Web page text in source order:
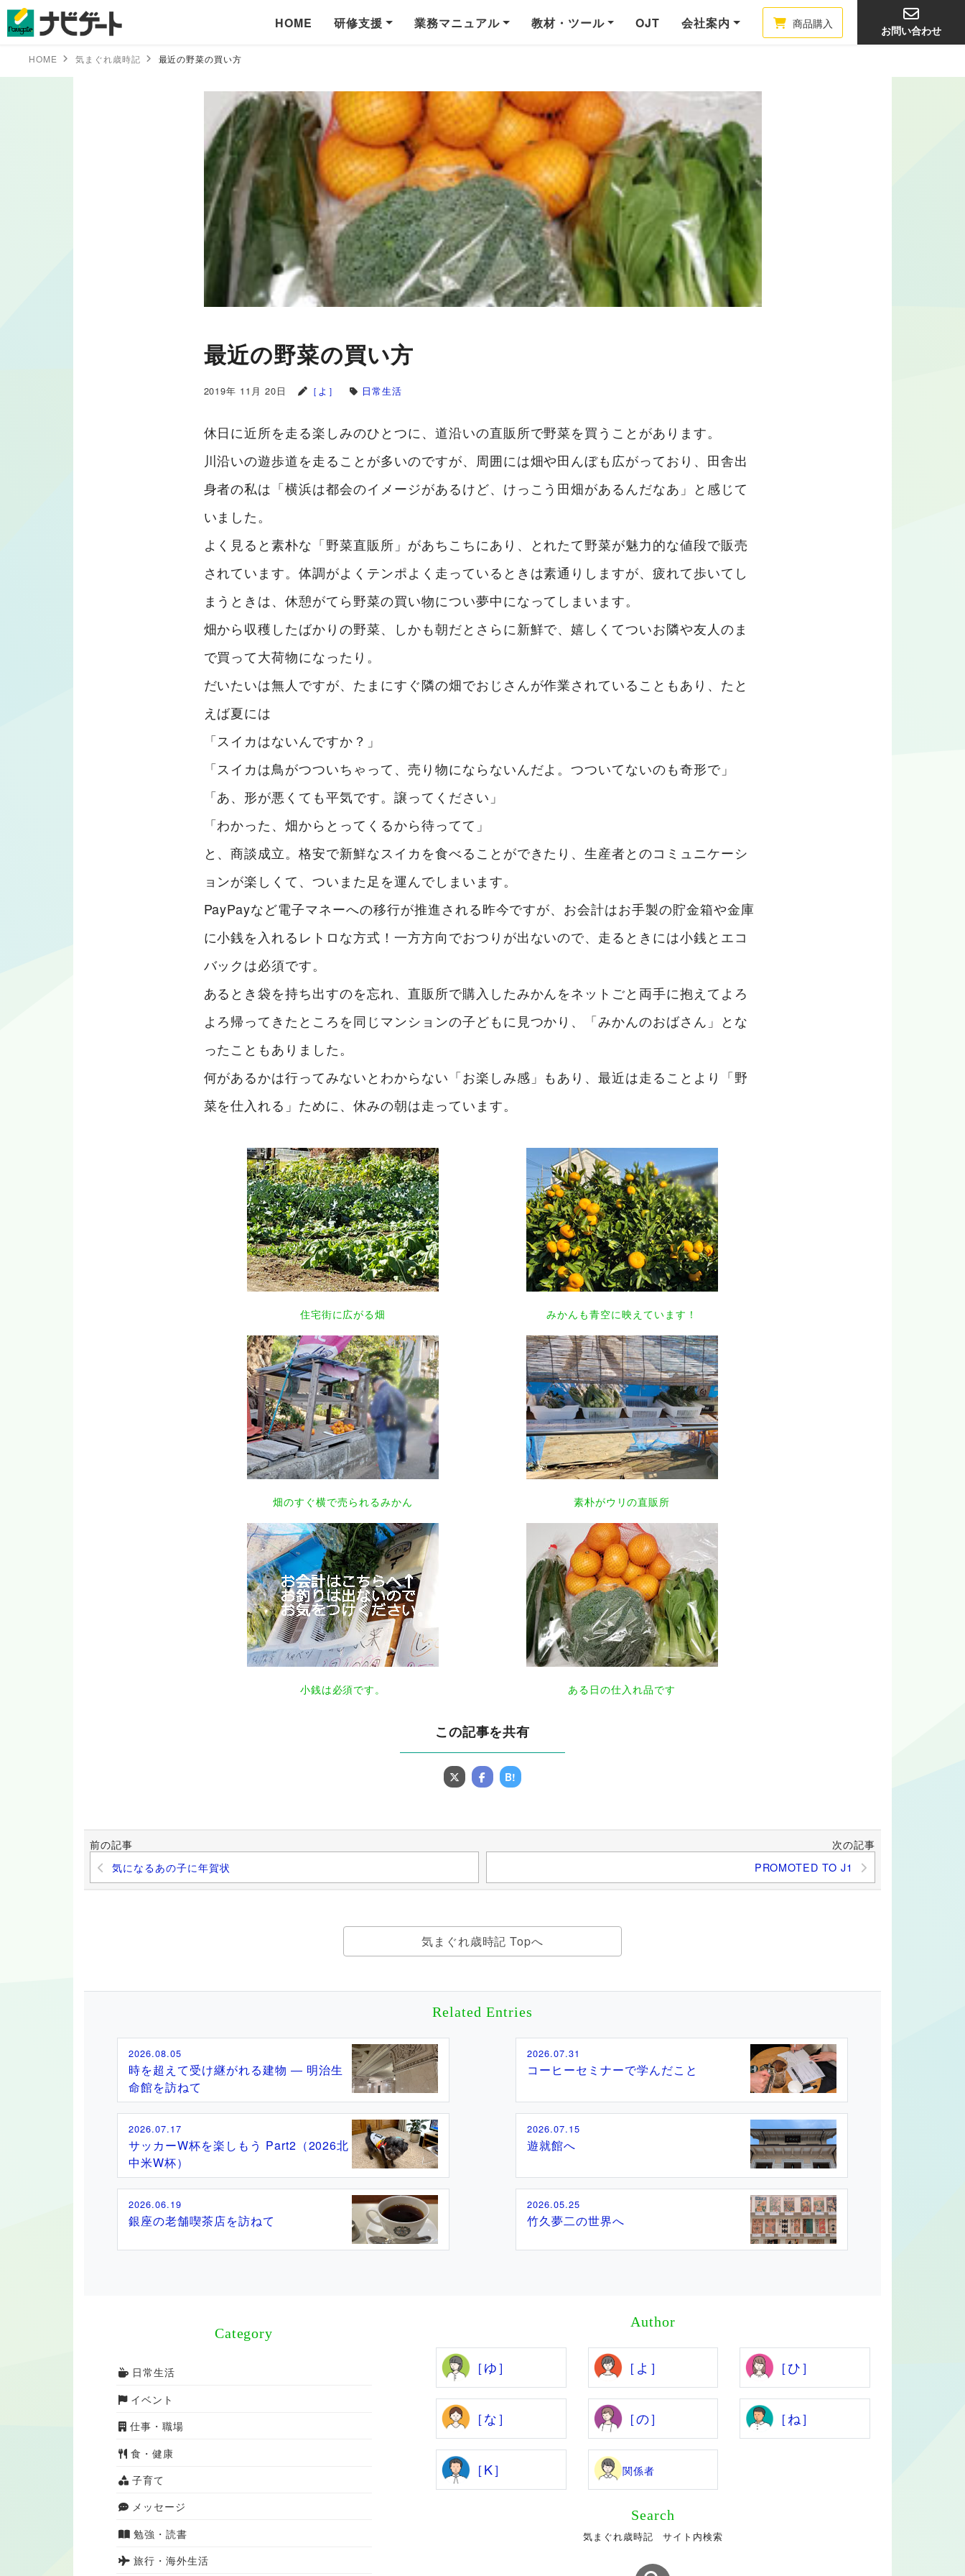
HOME 研修支援 業務マニュアル 教材・ツール OJT 会社案内 商品購入
お問い合わせ
HOME 気まぐれ歳時記 最近の野菜の買い方
最近の野菜の買い方
2019年 11月 20日 ［よ］ 日常生活
休日に近所を走る楽しみのひとつに、道沿いの直販所で野菜を買うことがあります。
川沿いの遊歩道を走ることが多いのですが、周囲には畑や田んぼも広がっており、田舎出
身者の私は「横浜は都会のイメージがあるけど、けっこう田畑があるんだなあ」と感じて
いました。
よく見ると素朴な「野菜直販所」があちこちにあり、とれたて野菜が魅力的な値段で販売
されています。体調がよくテンポよく走っているときは素通りしますが、疲れて歩いてし
まうときは、休憩がてら野菜の買い物につい夢中になってしまいます。
畑から収穫したばかりの野菜、しかも朝だとさらに新鮮で、嬉しくてついお隣や友人のま
で買って大荷物になったり。
だいたいは無人ですが、たまにすぐ隣の畑でおじさんが作業されていることもあり、たと
えば夏には
「スイカはないんですか？」
「スイカは鳥がつついちゃって、売り物にならないんだよ。つついてないのも奇形で」
「あ、形が悪くても平気です。譲ってください」
「わかった、畑からとってくるから待ってて」
と、商談成立。格安で新鮮なスイカを食べることができたり、生産者とのコミュニケーシ
ョンが楽しくて、ついまた足を運んでしまいます。
PayPayなど電子マネーへの移行が推進される昨今ですが、お会計はお手製の貯金箱や金庫
に小銭を入れるレトロな方式！一方方向でおつりが出ないので、走るときには小銭とエコ
バックは必須です。
あるとき袋を持ち出すのを忘れ、直販所で購入したみかんをネットごと両手に抱えてよろ
よろ帰ってきたところを同じマンションの子どもに見つかり、「みかんのおばさん」とな
ったこともありました。
何があるかは行ってみないとわからない「お楽しみ感」もあり、最近は走ることより「野
菜を仕入れる」ために、休みの朝は走っています。
住宅街に広がる畑 みかんも青空に映えています！
畑のすぐ横で売られるみかん 素朴がウリの直販所
小銭は必須です。 ある日の仕入れ品です
この記事を共有
B!
前の記事
気になるあの子に年賀状
次の記事
PROMOTED TO J1
気まぐれ歳時記 Topへ
Related Entries
2026.08.05
時を超えて受け継がれる建物 ― 明治生
命館を訪ねて
2026.07.31
コーヒーセミナーで学んだこと
2026.07.17
サッカーW杯を楽しもう Part2（2026北
中米W杯）
2026.07.15
遊就館へ
2026.06.19
銀座の老舗喫茶店を訪ねて
2026.05.25
竹久夢二の世界へ
Category
日常生活
イベント
仕事・職場
食・健康
子育て
メッセージ
勉強・読書
旅行・海外生活
Author
［ゆ］ ［よ］ ［ひ］
［な］ ［の］ ［ね］
［K］ 関係者
Search
気まぐれ歳時記 サイト内検索